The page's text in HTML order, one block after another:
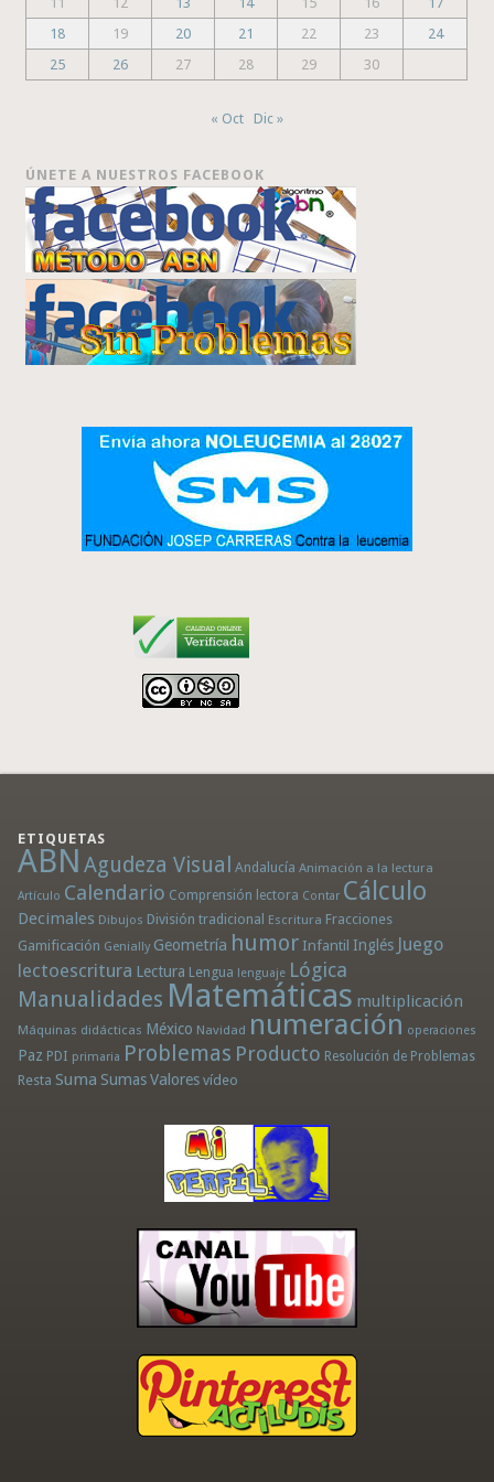
18
19 20 21 22 23
24
25
26 27 28 29 30
« Oct Dic »
ÚNETE A NUESTROS FACEBOOK
ETIQUETAS
ABN Agudeza Visual Andalucía Animación a la lectura
Artículo Calendario Comprensión lectora Contar Cálculo
Decimales Dibujos División tradicional Escritura Fracciones
Gamificación Genially Geometría humor Infantil Inglés Juego
lectoescritura Lectura Lengua lenguaje Lógica
Manualidades Matemáticas multiplicación
Máquinas didácticas México Navidad numeración operaciones
Paz PDI primaria Problemas Producto Resolución de Problemas
Resta Suma Sumas Valores vídeo